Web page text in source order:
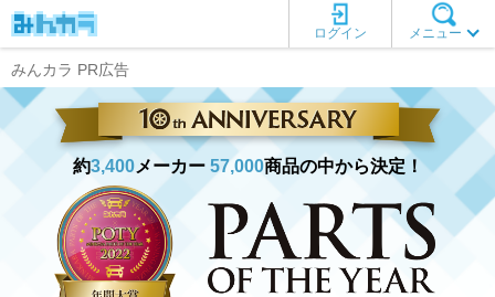
メニュー
ログイン
みんカラ PR広告
約3,400メーカー 57,000商品の中から決定！